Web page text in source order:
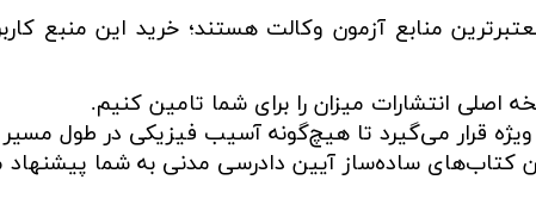
منابع آزمون وکالت هستند؛ خرید این منبع
انتشارات میزان را برای شما تامین کنیم.
قرار می‌گیرد تا هیچ‌گونه آسیب فیزیکی در طول
کتاب‌های ساده‌ساز آیین دادرسی مدنی به شما